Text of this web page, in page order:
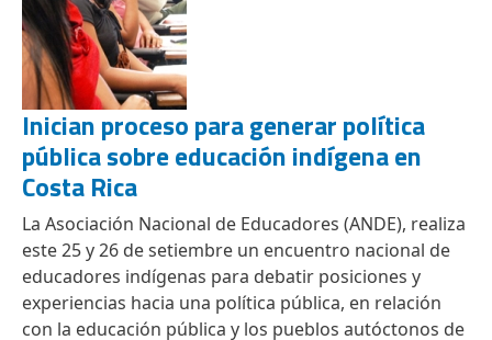
Inician proceso para generar política
pública sobre educación indígena en
Costa Rica
La Asociación Nacional de Educadores (ANDE), realiza
este 25 y 26 de setiembre un encuentro nacional de
educadores indígenas para debatir posiciones y
experiencias hacia una política pública, en relación
con la educación pública y los pueblos autóctonos de